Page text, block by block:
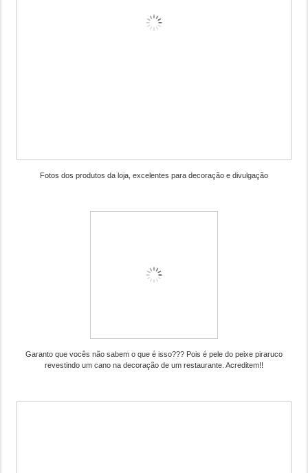
Fotos dos produtos da loja, excelentes para decoração e divulgação
Garanto que vocês não sabem o que é isso??? Pois é pele do peixe piraruco
revestindo um cano na decoração de um restaurante. Acreditem!!